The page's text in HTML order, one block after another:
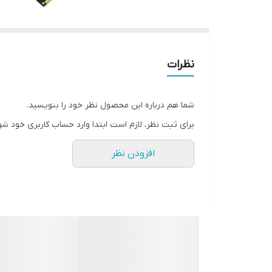
نظرات
شما هم درباره این محصول نظر خود را بنویسید.
برای ثبت نظر، لازم است ابتدا وارد حساب کاربری خود
افزودن نظر